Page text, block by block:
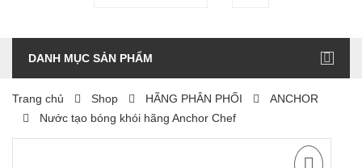
DANH MỤC SẢN PHẨM
Trang chủ Shop HÃNG PHÂN PHỐI
ANCHOR
Nước tạo bóng khói hãng Anchor Chef